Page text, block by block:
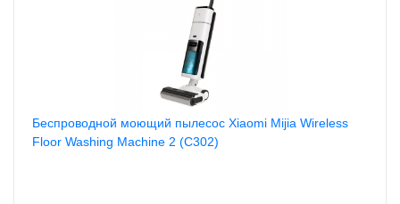
Беспроводной моющий пылесос Xiaomi Mijia Wireless
Floor Washing Machine 2 (C302)